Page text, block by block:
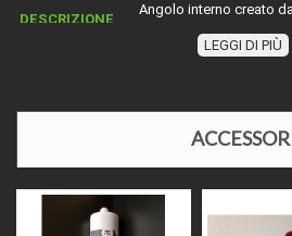
DESCRIZIONE
Angolo interno creato
acquistato
A seconda del prodotto
LUNGHEZZA
LEGGI DI PIÙ